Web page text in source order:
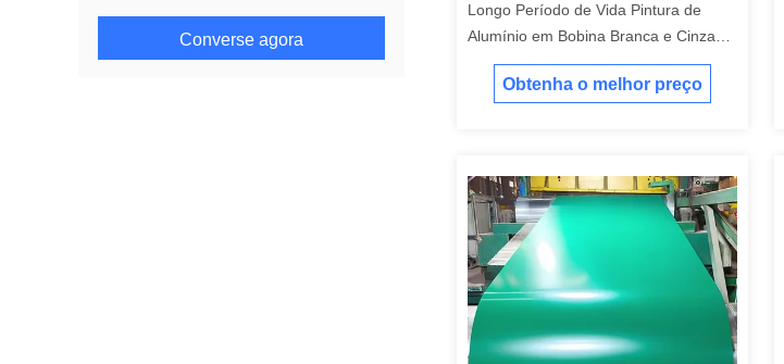
Converse agora
Longo Período de Vida Pintura de
Alumínio em Bobina Branca e Cinza
Pintura de Revestimento para Indústria
Obtenha o melhor preço